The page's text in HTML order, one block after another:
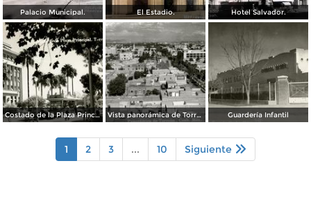
Palacio Municipal. El Estadio. Hotel Salvador.
Costado de la Plaza Principal Vista panorámica de Torreón Guardería Infantil
1 2 3 ... 10 Siguiente